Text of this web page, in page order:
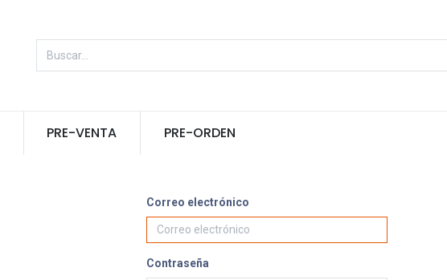
PRE-VENTA PRE-ORDEN
Correo electrónico
Contraseña